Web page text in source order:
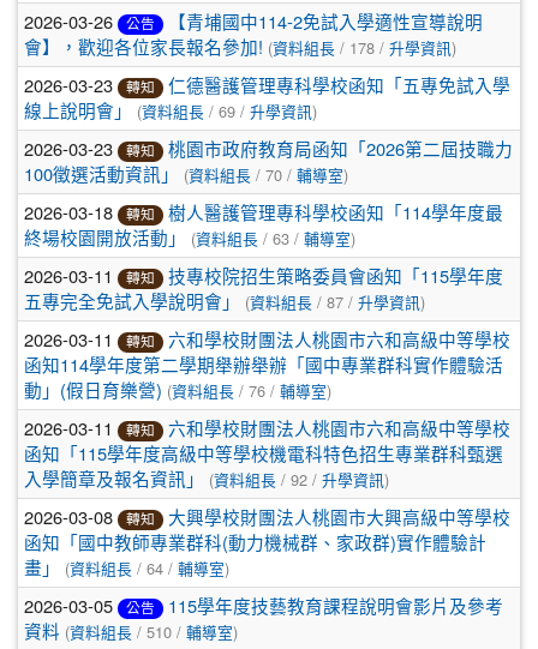
2026-03-26 公告
【青埔國中114-2免試入學適性宣導說明
會】，歡迎各位家長報名參加! (資料組長 / 178 / 升學資訊)
2026-03-23 轉知
仁德醫護管理專科學校函知「五專免試入學
線上說明會」
(資料組長 / 69 / 升學資訊)
2026-03-23 轉知
桃園市政府教育局函知「2026第二屆技職力
100徵選活動資訊」
(資料組長 / 70 / 輔導室)
2026-03-18 轉知
樹人醫護管理專科學校函知「114學年度最
終場校園開放活動」
(資料組長 / 63 / 輔導室)
2026-03-11 轉知
技專校院招生策略委員會函知「115學年度
五專完全免試入學說明會」
(資料組長 / 87 / 升學資訊)
2026-03-11 轉知
六和學校財團法人桃園市六和高級中等學校
函知114學年度第二學期舉辦舉辦「國中專業群科實作體驗活
動」(假日育樂營) (資料組長 / 76 / 輔導室)
2026-03-11 轉知
六和學校財團法人桃園市六和高級中等學校
函知「115學年度高級中等學校機電科特色招生專業群科甄選
入學簡章及報名資訊」
(資料組長 / 92 / 升學資訊)
2026-03-08 轉知
大興學校財團法人桃園市大興高級中等學校
函知「國中教師專業群科(動力機械群、家政群)實作體驗計
畫」
(資料組長 / 64 / 輔導室)
2026-03-05 公告
115學年度技藝教育課程說明會影片及參考
資料 (資料組長 / 510 / 輔導室)